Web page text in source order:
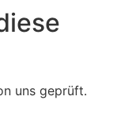
uns geprüft.